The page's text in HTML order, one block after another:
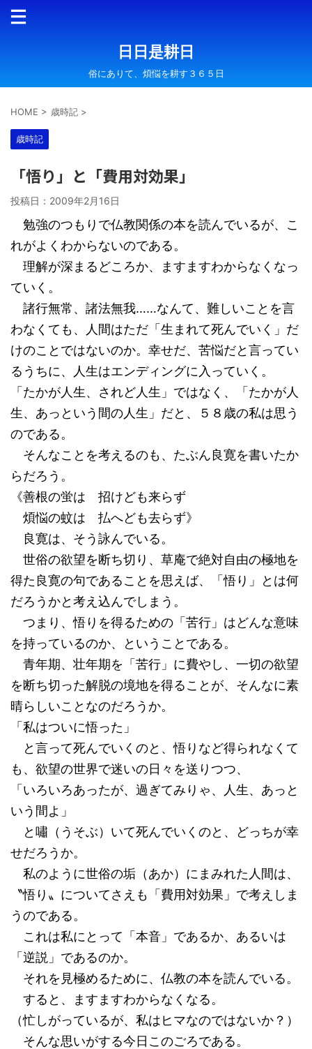
日日是耕日
俗にありて、煩悩を耕す３６５日
HOME > 歳時記 >
歳時記
「悟り」と「費用対効果」
投稿日： 2009年2月16日
勉強のつもりで仏教関係の本を読んでいるが、こ
れがよくわからないのである。
理解が深まるどころか、ますますわからなくなっ
ていく。
諸行無常、諸法無我……なんて、難しいことを言
わなくても、人間はただ「生まれて死んでいく」だ
けのことではないのか。幸せだ、苦悩だと言ってい
るうちに、人生はエンディングに入っていく。
「たかが人生、されど人生」ではなく、「たかが人
生、あっという間の人生」だと、５８歳の私は思う
のである。
そんなことを考えるのも、たぶん良寛を書いたか
らだろう。
《善根の蛍は 招けども来らず
煩悩の蚊は 払へども去らず》
良寛は、そう詠んでいる。
世俗の欲望を断ち切り、草庵で絶対自由の極地を
得た良寛の句であることを思えば、「悟り」とは何
だろうかと考え込んでしまう。
つまり、悟りを得るための「苦行」はどんな意味
を持っているのか、ということである。
青年期、壮年期を「苦行」に費やし、一切の欲望
を断ち切った解脱の境地を得ることが、そんなに素
晴らしいことなのだろうか。
「私はついに悟った」
と言って死んでいくのと、悟りなど得られなくて
も、欲望の世界で迷いの日々を送りつつ、
「いろいろあったが、過ぎてみりゃ、人生、あっと
いう間よ」
と嘯（うそぶ）いて死んでいくのと、どっちが幸
せだろうか。
私のように世俗の垢（あか）にまみれた人間は、
〝悟り〟についてさえも「費用対効果」で考えしま
うのである。
これは私にとって「本音」であるか、あるいは
「逆説」であるのか。
それを見極めるために、仏教の本を読んでいる。
すると、ますますわからなくなる。
（忙しがっているが、私はヒマなのではないか？）
そんな思いがする今日このごろである。